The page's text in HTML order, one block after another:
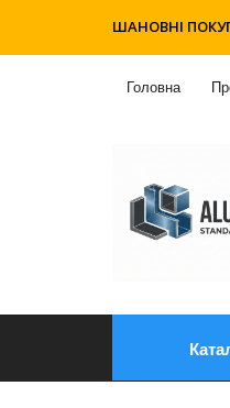
ШАНОВНІ
Головна